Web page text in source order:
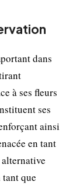
dans
à ses fleurs
ses
ainsi
en tant
tant que